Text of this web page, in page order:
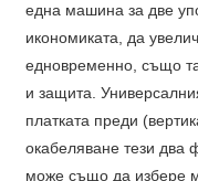
една машина за две
икономиката, да
едновременно, също
и защита.
платката преди
окабеляване тези два
може също да избере